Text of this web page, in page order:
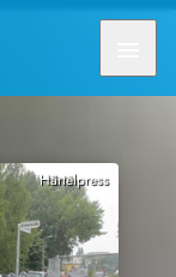
Härtelpress